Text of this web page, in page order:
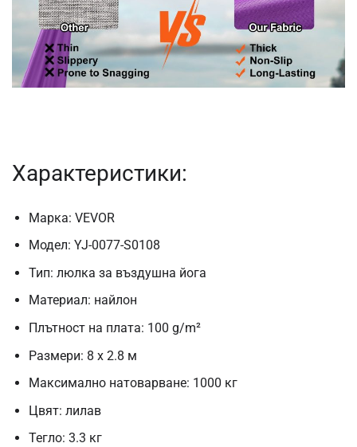
Характеристики:
Марка: VEVOR
Модел: YJ-0077-S0108
Тип: люлка за въздушна йога
Материал: найлон
Плътност на плата: 100 g/m²
Размери: 8 x 2.8 м
Максимално натоварване: 1000 кг
Цвят: лилав
Тегло: 3.3 кг